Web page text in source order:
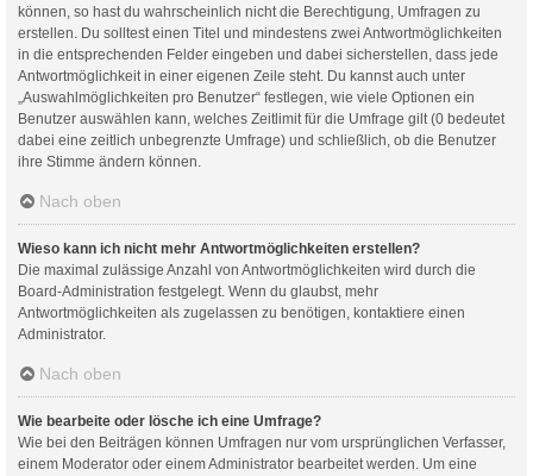
können, so hast du wahrscheinlich nicht die Berechtigung, Umfragen zu
erstellen. Du solltest einen Titel und mindestens zwei Antwortmöglichkeiten
in die entsprechenden Felder eingeben und dabei sicherstellen, dass jede
Antwortmöglichkeit in einer eigenen Zeile steht. Du kannst auch unter
„Auswahlmöglichkeiten pro Benutzer“ festlegen, wie viele Optionen ein
Benutzer auswählen kann, welches Zeitlimit für die Umfrage gilt (0 bedeutet
dabei eine zeitlich unbegrenzte Umfrage) und schließlich, ob die Benutzer
ihre Stimme ändern können.
Nach oben
Wieso kann ich nicht mehr Antwortmöglichkeiten erstellen?
Die maximal zulässige Anzahl von Antwortmöglichkeiten wird durch die
Board-Administration festgelegt. Wenn du glaubst, mehr
Antwortmöglichkeiten als zugelassen zu benötigen, kontaktiere einen
Administrator.
Nach oben
Wie bearbeite oder lösche ich eine Umfrage?
Wie bei den Beiträgen können Umfragen nur vom ursprünglichen Verfasser,
einem Moderator oder einem Administrator bearbeitet werden. Um eine